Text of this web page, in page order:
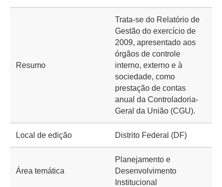
Resumo
Trata-se do Relatório de
Gestão do exercício de
2009, apresentado aos
órgãos de controle
interno, externo e à
sociedade, como
prestação de contas
anual da Controladoria-
Geral da União (CGU).
Local de edição Distrito Federal (DF)
Área temática
Planejamento e
Desenvolvimento
Institucional